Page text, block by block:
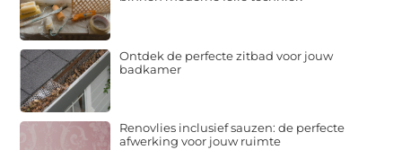
Ontdek de perfecte zitbad voor jouw
badkamer
Renovlies inclusief sauzen: de perfecte
afwerking voor jouw ruimte